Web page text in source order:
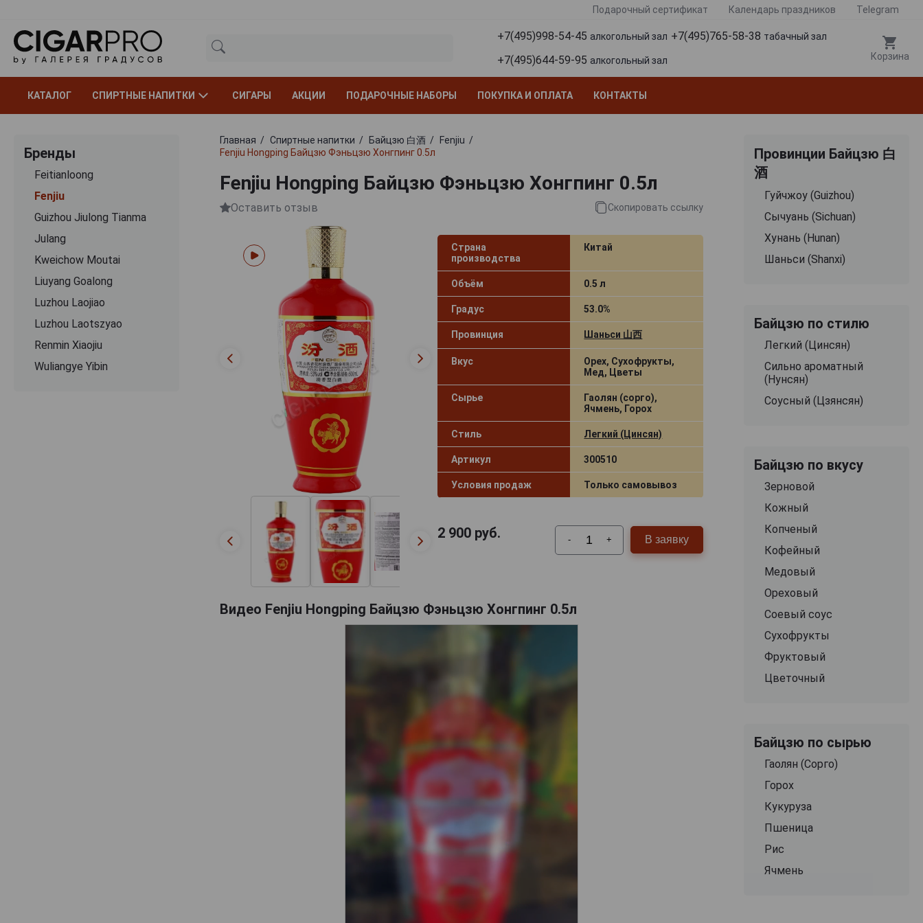
Подарочный сертификат Календарь праздников Telegram
+7(495)998-54-45 алкогольный зал +7(495)765-58-38 табачный зал
+7(495)644-59-95 алкогольный зал Корзина
КАТАЛОГ СПИРТНЫЕ НАПИТКИ СИГАРЫ АКЦИИ ПОДАРОЧНЫЕ НАБОРЫ ПОКУПКА И ОПЛАТА КОНТАКТЫ
Бренды
Feitianloong
Fenjiu
Guizhou Jiulong Tianma
Julang
Kweichow Moutai
Liuyang Goalong
Luzhou Laojiao
Luzhou Laotszyao
Renmin Xiaojiu
Wuliangye Yibin
Главная Спиртные напитки Байцзю 白酒
Fenjiu
Fenjiu Hongping Байцзю Фэньцзю Хонгпинг 0.5л
Fenjiu Hongping Байцзю Фэньцзю Хонгпинг 0.5л
Оставить отзыв Скопировать ссылку
Страна
производства
Китай
Объём 0.5 л
Градус 53.0%
Провинция Шаньси 山西
Вкус
Орех, Сухофрукты,
Мед, Цветы
Сырье
Гаолян (сорго),
Ячмень, Горох
Стиль Легкий (Цинсян)
Артикул 300510
Условия продаж Только самовывоз
2 900руб. - + В заявку
Видео Fenjiu Hongping Байцзю Фэньцзю Хонгпинг 0.5л
Провинции Байцзю 白
酒
Гуйчжоу (Guizhou)
Сычуань (Sichuan)
Хунань (Hunan)
Шаньси (Shanxi)
Байцзю по стилю
Легкий (Цинсян)
Сильно ароматный
(Нунсян)
Соусный (Цзянсян)
Байцзю по вкусу
Зерновой
Кожный
Копченый
Кофейный
Медовый
Ореховый
Соевый соус
Сухофрукты
Фруктовый
Цветочный
Байцзю по сырью
Гаолян (Сорго)
Горох
Кукуруза
Пшеница
Рис
Ячмень